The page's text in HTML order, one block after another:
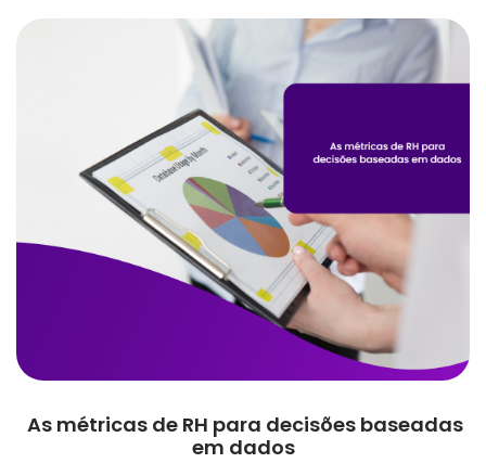
As métricas de RH para decisões baseadas
em dados